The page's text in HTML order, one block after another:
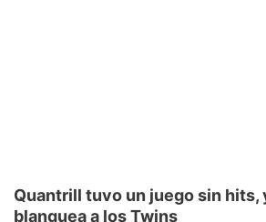
Quantrill tuvo un juego sin hits,
blanquea a los Twins